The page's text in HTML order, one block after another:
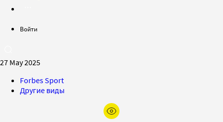
Войти
27 May 2025
Forbes Sport
Другие виды